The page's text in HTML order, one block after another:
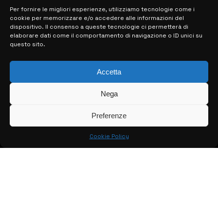
Per fornire le migliori esperienze, utilizziamo tecnologie come i
cookie per memorizzare e/o accedere alle informazioni del
dispositivo. Il consenso a queste tecnologie ci permetterà di
elaborare dati come il comportamento di navigazione o ID unici su
questo sito.
Accetta
Nega
Preferenze
Cookie Policy
MAPPA DEL SITO
> NOTIZIE
> CONTATTI